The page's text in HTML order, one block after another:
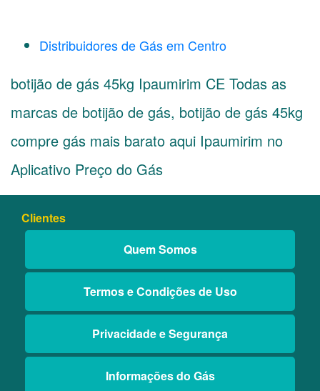
Distribuidores de Gás em Centro
botijão de gás 45kg Ipaumirim CE Todas as
marcas de botijão de gás, botijão de gás 45kg
compre gás mais barato aqui Ipaumirim no
Aplicativo Preço do Gás
Clientes
Quem Somos
Termos e Condições de Uso
Privacidade e Segurança
Informações do Gás